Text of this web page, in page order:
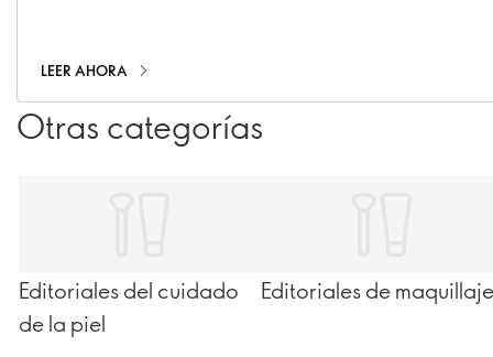
LEER AHORA
Otras categorías
Editoriales del cuidado
de la piel
Editoriales de maquillaje